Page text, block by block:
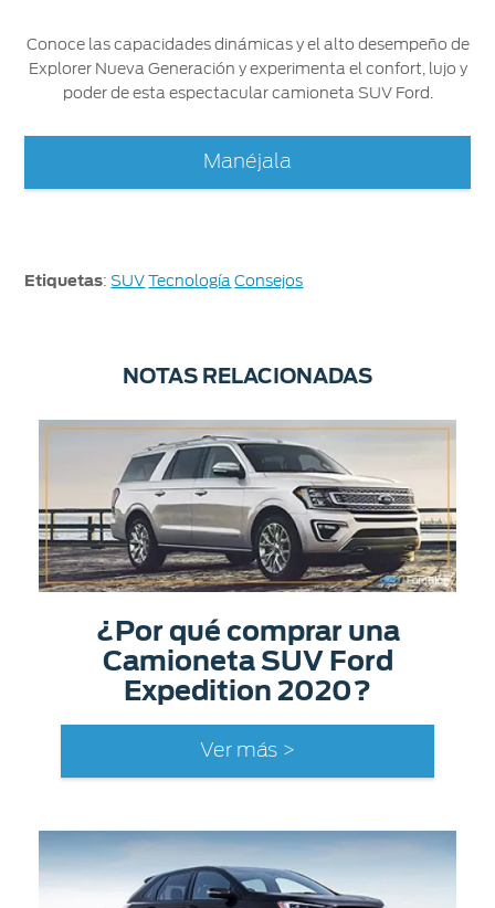
Conoce las capacidades dinámicas y el alto desempeño de
Explorer Nueva Generación y experimenta el confort, lujo y
poder de esta espectacular camioneta SUV Ford.
Manéjala
Etiquetas:SUV Tecnología Consejos
NOTAS RELACIONADAS
¿Por qué comprar una
Camioneta SUV Ford
Expedition 2020?
Ver más >